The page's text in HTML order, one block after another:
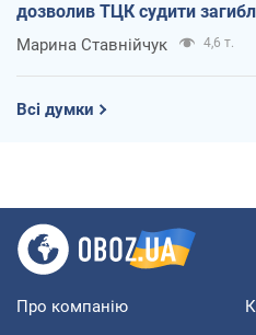
дозволив ТЦК судити
Марина Ставнійчук 4,6 т.
Всі думки
Про компанію